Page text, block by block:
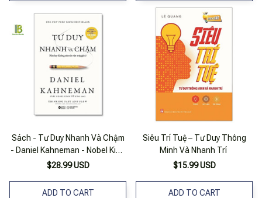
Sách - Tư Duy Nhanh Và Chậm
- Daniel Kahneman - Nobel Kinh
Tế 2002 - Alphabooks - Tặng
$28.99 USD
ADD TO CART
Siêu Trí Tuệ – Tư Duy Thông
Minh Và Nhanh Trí
$15.99 USD
ADD TO CART